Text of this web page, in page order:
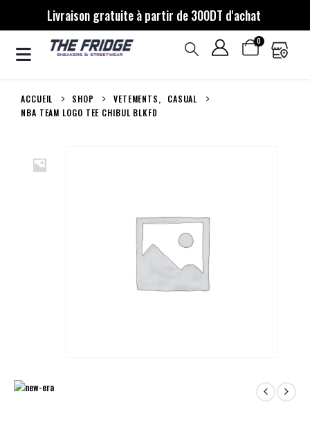
Livraison gratuite à partir de 300DT d'achat
0
ACCUEIL SHOP VETEMENTS,
CASUAL
NBA TEAM LOGO TEE CHIBUL BLKFD